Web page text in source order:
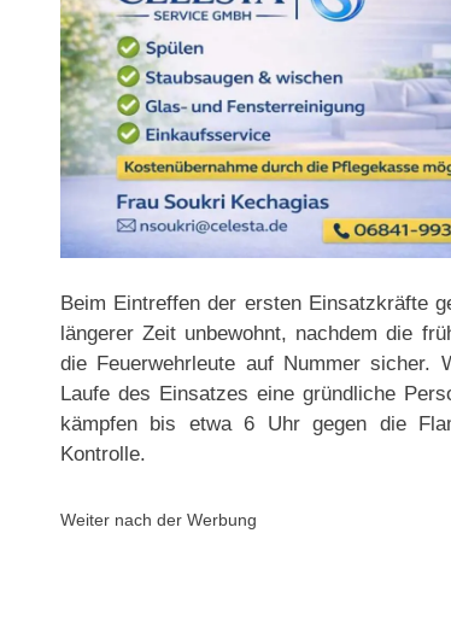
Beim Eintreffen der ersten Einsatzkräfte
längerer Zeit unbewohnt, nachdem die
die Feuerwehrleute auf Nummer sicher.
Laufe des Einsatzes eine gründliche
kämpfen bis etwa 6 Uhr gegen die
Kontrolle.
Weiter nach der Werbung